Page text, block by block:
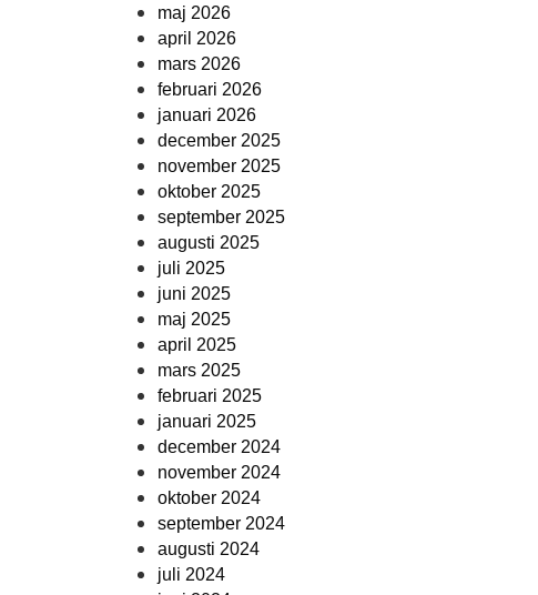
maj 2026
april 2026
mars 2026
februari 2026
januari 2026
december 2025
november 2025
oktober 2025
september 2025
augusti 2025
juli 2025
juni 2025
maj 2025
april 2025
mars 2025
februari 2025
januari 2025
december 2024
november 2024
oktober 2024
september 2024
augusti 2024
juli 2024